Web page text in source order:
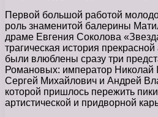
Первой большой работой
роль знаменитой балерины
драме Евгения Соколова
трагическая история
были влюблены сразу три
Романовых: император Николай
Сергей Михайлович и Андрей
которой пришлось пережить
артистической и придворной